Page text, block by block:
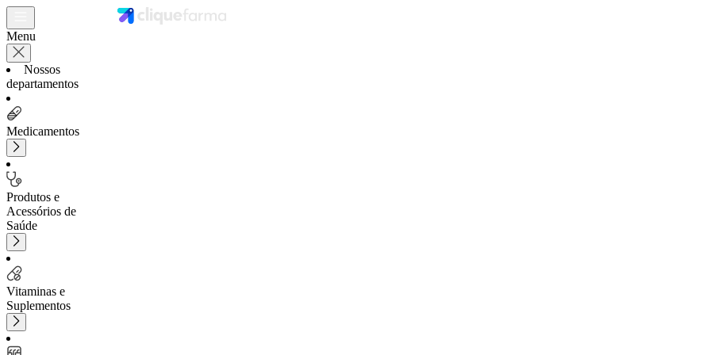
Menu
Nossos
departamentos
Medicamentos
Produtos e
Acessórios de
Saúde
Vitaminas e
Suplementos